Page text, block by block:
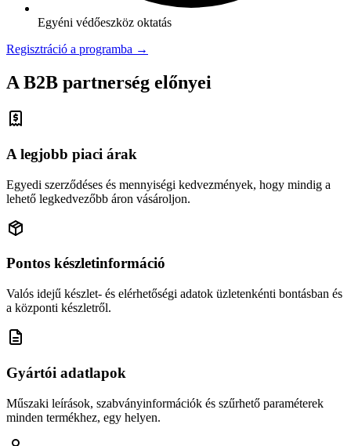
Egyéni védőeszköz oktatás
Regisztráció a programba →
A B2B partnerség előnyei
A legjobb piaci árak
Egyedi szerződéses és mennyiségi kedvezmények, hogy mindig a
lehető legkedvezőbb áron vásároljon.
Pontos készletinformáció
Valós idejű készlet- és elérhetőségi adatok üzletenkénti bontásban és
a központi készletről.
Gyártói adatlapok
Műszaki leírások, szabványinformációk és szűrhető paraméterek
minden termékhez, egy helyen.